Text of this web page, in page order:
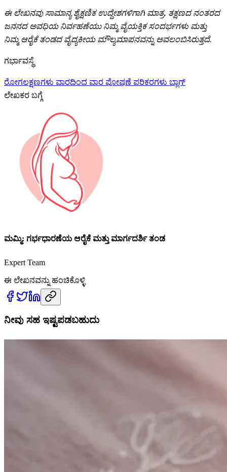
ಈ ಲೇಖನವು ಸಾಮಾನ್ಯ ಶೈಕ್ಷಣಿಕ ಉದ್ದೇಶಗಳಿಗಾಗಿ ಮಾತ್ರ. ತಕ್ಷಣದ ನಂತರದ
ಜನನದ ಅವಧಿಯ ನಿರ್ವಹಣೆಯು ನಿಮ್ಮ ವೈಯಕ್ತಿಕ ಸಂದರ್ಭಗಳು ಮತ್ತು
ನಿಮ್ಮ ಆರೈಕೆ ತಂಡದ ವೈದ್ಯಕೀಯ ಮೌಲ್ಯಮಾಪನವನ್ನು ಅವಲಂಬಿಸಿರುತ್ತದೆ.
ಗರ್ಭಾವಸ್ಥೆ
ರೋಗಲಕ್ಷಣಗಳು ವಾರದಿಂದ ವಾರ ಪೋಷಣೆ ಪರಿಕರಗಳು ಬ್ಲಾಗ್
ಲೇಖಕರ ಬಗ್ಗೆ
ಮಮ್ಮಿ: ಗರ್ಭಧಾರಣೆಯ ಆರೈಕೆ ಮತ್ತು ಮಾರ್ಗದರ್ಶಿ ತಂಡ
Expert Team
ಈ ಲೇಖನವನ್ನು ಹಂಚಿಕೊಳ್ಳಿ
ನೀವು ಸಹ ಇಷ್ಟಪಡಬಹುದು